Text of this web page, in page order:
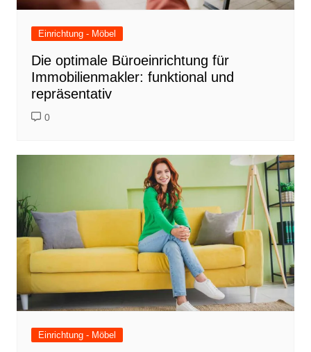
Einrichtung - Möbel
Die optimale Büroeinrichtung für
Immobilienmakler: funktional und
repräsentativ
0
Einrichtung - Möbel